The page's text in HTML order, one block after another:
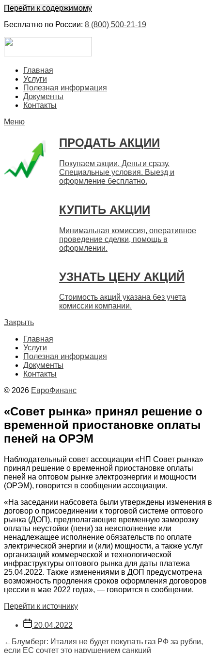
Перейти к содержимому
Бесплатно по России: 8 (800) 500-21-19
БыстроГлавная
Услуги
Полезная информация
Документы
Контакты
Меню
ПРОДАТЬ АКЦИИ
Покупаем акции. Деньги сразу.
Специальные условия. Выезд и
оформление бесплатно.
КУПИТЬ АКЦИИ
Минимальная комиссия, оперативное
проведение сделки, помощь в
оформлении.
УЗНАТЬ ЦЕНУ АКЦИЙ
Стоимость акций указана без учета
комиссии компании.
Закрыть
Главная
Услуги
Полезная информация
Документы
Контакты
© 2026 ЕвроФинанс
«Совет рынка» принял решение о
временной приостановке оплаты
пеней на ОРЭМ
Наблюдательный совет ассоциации «НП Совет рынка»
принял решение о временной приостановке оплаты
пеней на оптовом рынке электроэнергии и мощности
(ОРЭМ), говорится в сообщении ассоциации.
«На заседании набсовета были утверждены изменения в
договор о присоединении к торговой системе оптового
рынка (ДОП), предполагающие временную заморозку
оплаты неустойки (пени) за неисполнение или
ненадлежащее исполнение обязательств по оплате
электрической энергии и (или) мощности, а также услуг
организаций коммерческой и технологической
инфраструктуры оптового рынка для даты платежа
25.04.2022. Также изменениями в ДОП предусмотрена
возможность продления сроков оформления договоров
цессии в мае 2022 года», — говорится в сообщении.
Перейти к источнику
Дата
записи
20.04.2022
Навигация
← Предыдущая
запись:
Блумберг: Италия не будет покупать газ РФ за рубли,
если ЕС сочтет это нарушением санкций